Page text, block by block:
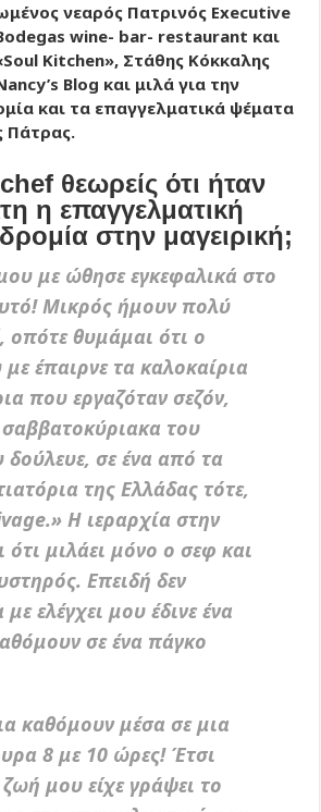
νεαρός Πατρινός Executive
wine- bar- restaurant και
Kitchen», Στάθης Κόκκαλης
Blog και μιλά για την
και τα επαγγελματικά ψέματα
Πάτρας.
θεωρείς ότι ήταν
η επαγγελματική
στην μαγειρική;
με ώθησε εγκεφαλικά στο
Μικρός ήμουν πολύ
οπότε θυμάμαι ότι ο
έπαιρνε τα καλοκαίρια
που εργαζόταν σεζόν,
του
σε ένα από τα
της Ελλάδας τότε,
Η ιεραρχία στην
ότι μιλάει μόνο ο σεφ και
Επειδή δεν
ελέγχει μου έδινε ένα
σε ένα πάγκο
καθόμουν μέσα σε μια
8 με 10 ώρες! Έτσι
μου είχε γράψει το